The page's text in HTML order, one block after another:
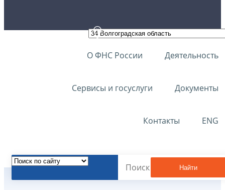
О ФНС России Деятельность
Сервисы и госуслуги Документы
Контакты ENG
Найти